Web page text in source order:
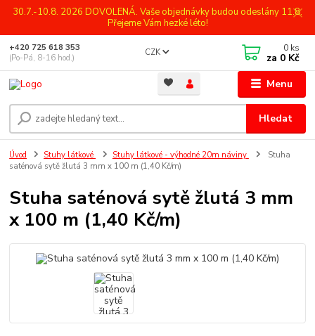
30.7.-10.8. 2026 DOVOLENÁ. Vaše objednávky budou odeslány 11.8.
Přejeme Vám hezké léto!
Menu
CZK
Hledat
+420 725 618 353
(Po-Pá, 8-16 hod.)
0 ks
za 0 Kč
Úvod Stuhy látkové Stuhy látkové - výhodné 20m náviny
Stuha
saténová sytě žlutá 3 mm x 100 m (1,40 Kč/m)
Stuha saténová sytě žlutá 3 mm
x 100 m (1,40 Kč/m)